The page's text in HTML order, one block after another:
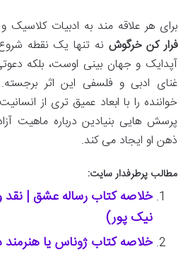
برای هر علاقه مند به ادبیات کلاسیک و
فرار کن خرگوش نه تنها یک نقطه
آپدایک و جهان بینی اوست، بلکه
غنای ادبی و فلسفی این اثر
خواننده را با ابعاد عمیق تری از
پرسش هایی بنیادین درباره ماهیت
ذهن او ایجاد می کند.
مطالب پرطرفدار سایت:
خلاصه کتاب رساله عشق |
نیک پور)
خلاصه کتاب ژوناس یا هنرمند